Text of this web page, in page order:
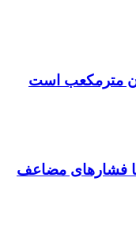
با فشارهای مضاعف